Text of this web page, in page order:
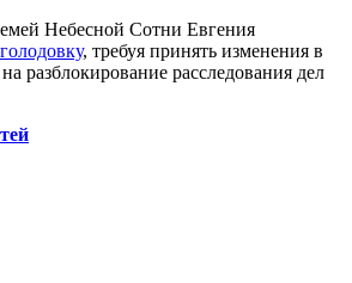
Небесной Сотни Евгения
, требуя принять изменения в
разблокирование расследования дел